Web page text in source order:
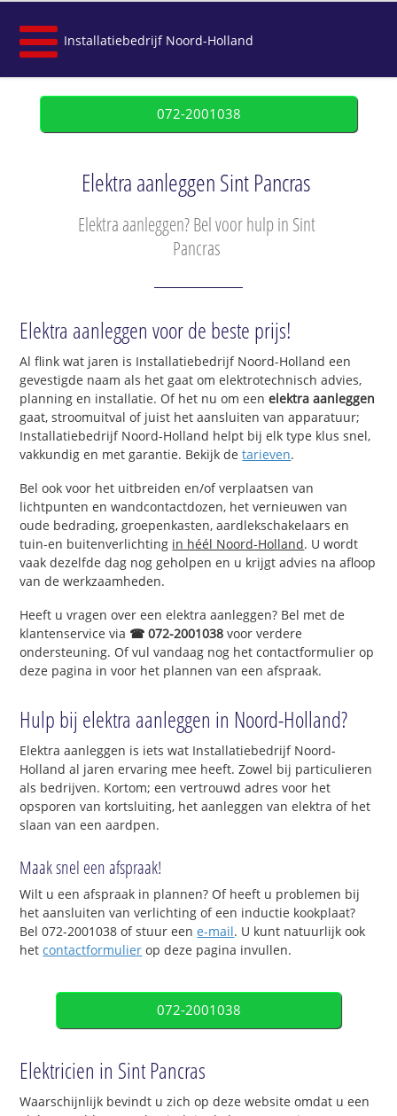
Installatiebedrijf Noord-Holland
072-2001038
Elektra aanleggen Sint Pancras
Elektra aanleggen? Bel voor hulp in Sint
Pancras
Elektra aanleggen voor de beste prijs!
Al flink wat jaren is Installatiebedrijf Noord-Holland een
gevestigde naam als het gaat om elektrotechnisch advies,
planning en installatie. Of het nu om eenelektra aanleggen
gaat, stroomuitval of juist het aansluiten van apparatuur;
Installatiebedrijf Noord-Holland helpt bij elk type klus snel,
vakkundig en met garantie. Bekijk detarieven.
Bel ook voor het uitbreiden en/of verplaatsen van
lichtpunten en wandcontactdozen, het vernieuwen van
oude bedrading, groepenkasten, aardlekschakelaars en
tuin-en buitenverlichting in héél Noord-Holland. U wordt
vaak dezelfde dag nog geholpen en u krijgt advies na afloop
van de werkzaamheden.
Heeft u vragen over een elektra aanleggen? Bel met de
klantenservice via ☎ 072-2001038 voor verdere
ondersteuning. Of vul vandaag nog het contactformulier op
deze pagina in voor het plannen van een afspraak.
Hulp bij elektra aanleggen in Noord-Holland?
Elektra aanleggen is iets wat Installatiebedrijf Noord-
Holland al jaren ervaring mee heeft. Zowel bij particulieren
als bedrijven. Kortom; een vertrouwd adres voor het
opsporen van kortsluiting, het aanleggen van elektra of het
slaan van een aardpen.
Maak snel een afspraak!
Wilt u een afspraak in plannen? Of heeft u problemen bij
het aansluiten van verlichting of een inductie kookplaat?
Bel 072-2001038 of stuur eene-mail. U kunt natuurlijk ook
hetcontactformulier op deze pagina invullen.
072-2001038
Elektricien in Sint Pancras
Waarschijnlijk bevindt u zich op deze website omdat u een